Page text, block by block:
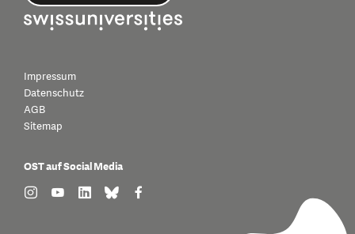
Impressum
Datenschutz
AGB
Sitemap
OST auf Social Media
find us on: instagram
find us on: youtube
find us on: linkedin
find us on: bluesky
find us on: facebook